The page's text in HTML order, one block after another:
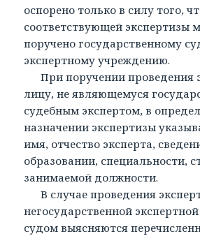
оспорено только в силу того,
соответствующей экспертизы
поручено государственному
экспертному учреждению.
При поручении проведения
лицу, не являющемуся
судебным экспертом, в
назначении экспертизы
имя, отчество эксперта,
образовании, специальности,
занимаемой должности.
В случае проведения
негосударственной
судом выясняются